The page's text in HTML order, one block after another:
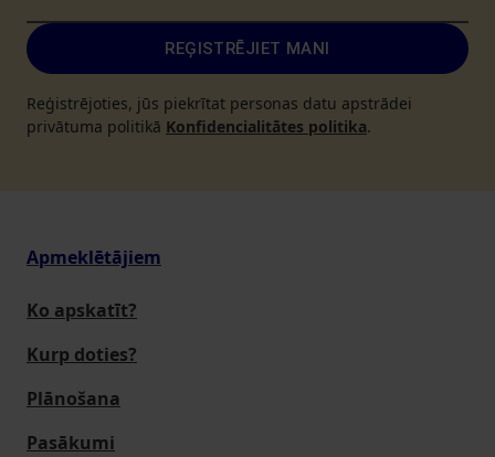
REĢISTRĒJIET MANI
Reģistrējoties, jūs piekrītat personas datu apstrādei
privātuma politikā Konfidencialitātes politika.
Apmeklētājiem
Ko apskatīt?
Kurp doties?
Plānošana
Pasākumi